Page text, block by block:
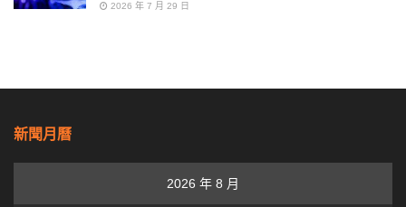
2026 年 7 月 29 日
新聞月曆
2026 年 8 月